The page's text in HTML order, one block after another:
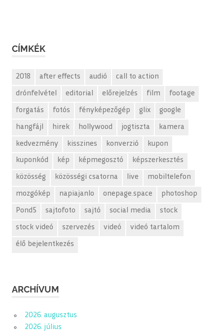
CÍMKÉK
2018 after effects audió call to action
drónfelvétel editorial előrejelzés film footage
forgatás fotós fényképezőgép glix google
hangfájl hirek hollywood jogtiszta kamera
kedvezmény kisszines konverzió kupon
kuponkód kép képmegosztó képszerkesztés
közösség közösségi csatorna live mobiltelefon
mozgókép napiajanlo onepage.space photoshop
Pond5 sajtofoto sajtó social media stock
stock videó szervezés videó videó tartalom
élő bejelentkezés
ARCHÍVUM
2026. augusztus
2026. július